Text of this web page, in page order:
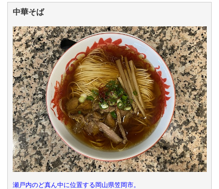
中華そば
瀬戸内のど真ん中に位置する岡山県笠岡市。